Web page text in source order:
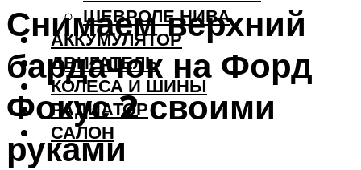
ШЕВРОЛЕ НИВА
АККУМУЛЯТОР
ДВИГАТЕЛЬ
КОЛЕСА И ШИНЫ
РАДИАТОР
САЛОН
Снимаем верхний
бардачок на Форд
Фокус 2 своими
руками